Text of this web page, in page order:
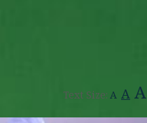
Text Size: A A A